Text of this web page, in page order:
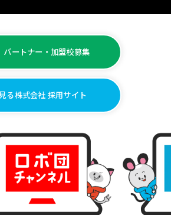
パートナー・加盟校募集
る株式会社 採用サイト